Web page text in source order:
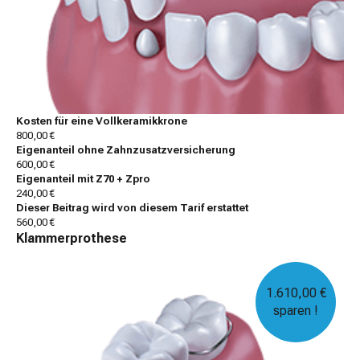
Kosten für eine Vollkeramikkrone
800,00 €
Eigenanteil ohne Zahnzusatzversicherung
600,00 €
Eigenanteil mit Z70 + Zpro
240,00 €
Dieser Beitrag wird von diesem Tarif erstattet
560,00 €
Klammerprothese
1.610,00 €
sparen !